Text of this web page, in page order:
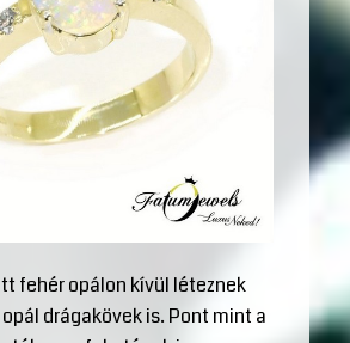
fehér opálon kívül léteznek
drágakövek is. Pont mint a